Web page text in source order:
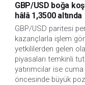
GBP/USD boğa
hâlâ 1,3500 altında
GBP/USD paritesi
kazançlarla işlem
yetkililerden gelen
piyasaları temkinli
yatırımcılar ise
öncesinde büyük